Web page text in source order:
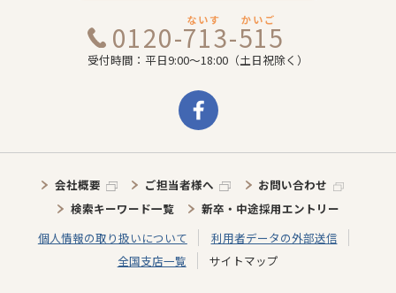
0120-713-515
ないす かいご
受付時間：平日9:00～18:00（土日祝除く）
会社概要 ご担当者様へ
お問い合わせ
検索キーワード一覧
新卒・中途採用エントリー
個人情報の取り扱いについて
利用者データの外部送信
全国支店一覧
サイトマップ